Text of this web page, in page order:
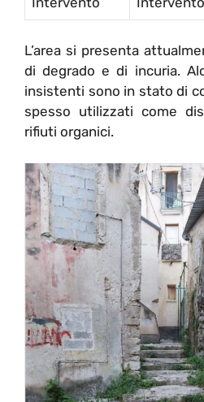
L’area si presenta
di degrado e di incuria.
insistenti sono in stato di
spesso utilizzati come
rifiuti organici.